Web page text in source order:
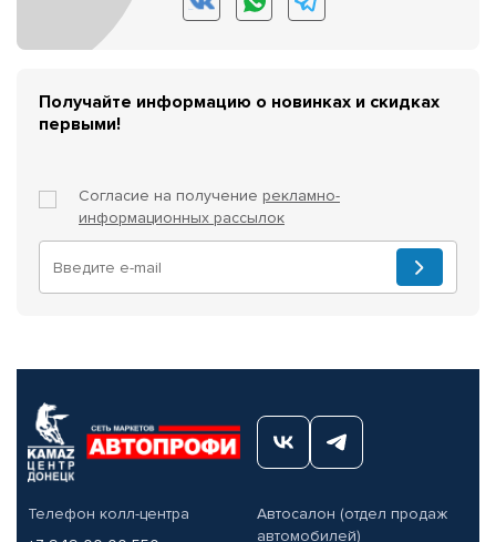
Получайте информацию о новинках и скидках
первыми!
Согласие на получение рекламно-
информационных рассылок
Телефон колл-центра
Автосалон (отдел продаж
автомобилей)